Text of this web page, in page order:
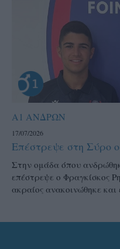
Α1 ΑΝΔΡΩΝ
17/07/2026
Επέστρεψε στη Σύρο
Στην ομάδα όπου
επέστρεψε ο Φραγκίσκος
ακραίος ανακοινώθηκε